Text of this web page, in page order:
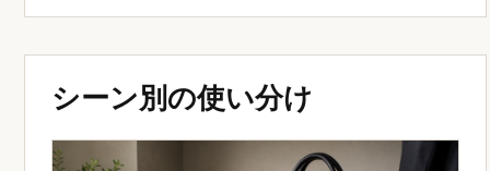
シーン別の使い分け